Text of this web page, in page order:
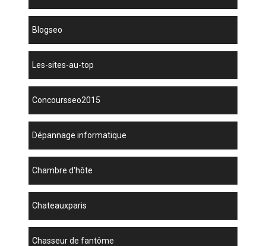
blogseo
les-sites-au-top
concoursseo2015
dépannage informatique
chambre d'hôte
chateauxparis
chasseur de fantôme